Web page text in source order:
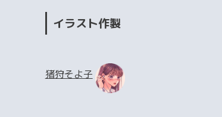
イラスト作製
猪狩そよ子